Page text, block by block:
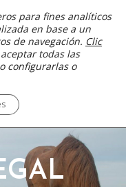
para fines analíticos
en base a un
de navegación. Clic
todas las
configurarlas o